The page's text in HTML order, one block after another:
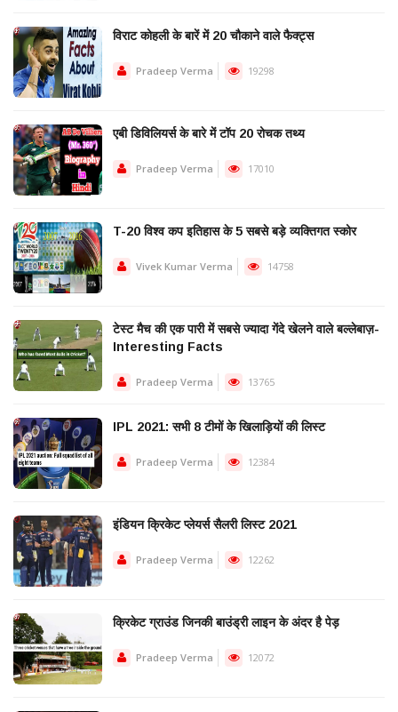
विराट कोहली के बारें में 20 चौकाने वाले फैक्ट्स
Pradeep Verma 19298
एबी डिविलियर्स के बारे में टॉप 20 रोचक तथ्य
Pradeep Verma 17010
T-20 विश्व कप इतिहास के 5 सबसे बड़े व्यक्तिगत स्कोर
Vivek Kumar Verma 14758
टेस्ट मैच की एक पारी में सबसे ज्यादा गेंदे खेलने वाले बल्लेबाज़-
Interesting Facts
Pradeep Verma 13765
IPL 2021: सभी 8 टीमों के खिलाड़ियों की लिस्ट
Pradeep Verma 12384
इंडियन क्रिकेट प्लेयर्स सैलरी लिस्ट 2021
Pradeep Verma 12262
क्रिकेट ग्राउंड जिनकी बाउंड्री लाइन के अंदर है पेड़
Pradeep Verma 12072